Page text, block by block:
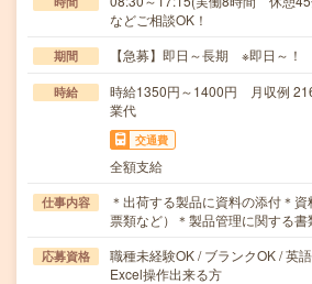
などご相談OK！
期間 【急募】即日～長期 ※即日～！
時給
時給1350円～1400円 月収例
業代
交通費
全額支給
仕事内容
＊出荷する製品に資料の添付＊
票類など）＊製品管理に関する
応募資格
職種未経験OK / ブランクOK / 英
Excel操作出来る方